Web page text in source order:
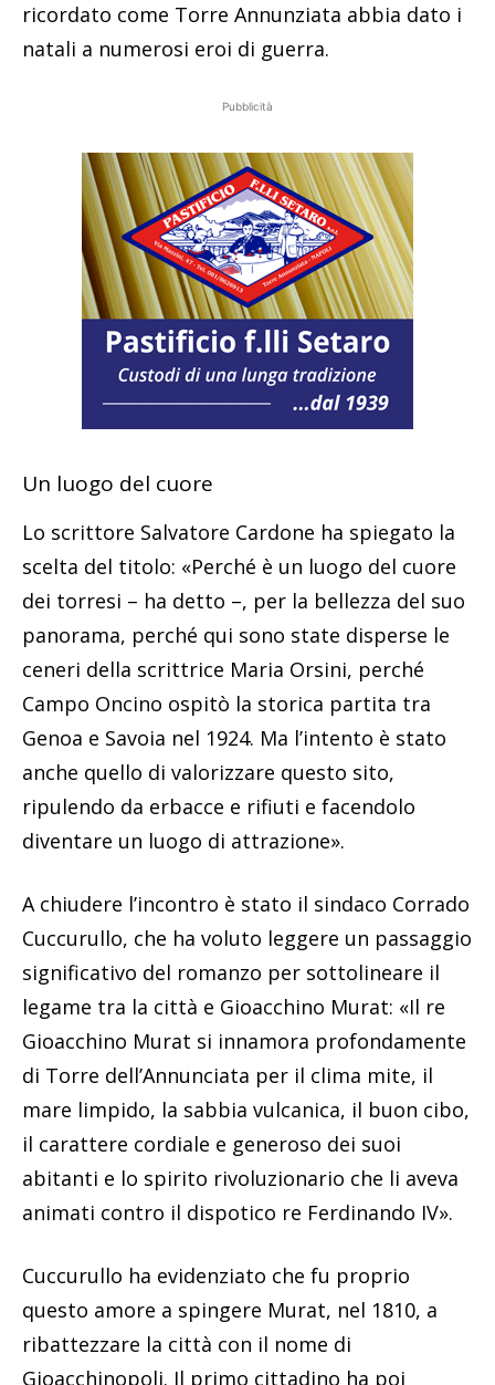
ricordato come Torre Annunziata abbia dato i
natali a numerosi eroi di guerra.
Pubblicità
Un luogo del cuore
Lo scrittore Salvatore Cardone ha spiegato la
scelta del titolo: «Perché è un luogo del cuore
dei torresi – ha detto –, per la bellezza del suo
panorama, perché qui sono state disperse le
ceneri della scrittrice Maria Orsini, perché
Campo Oncino ospitò la storica partita tra
Genoa e Savoia nel 1924. Ma l’intento è stato
anche quello di valorizzare questo sito,
ripulendo da erbacce e rifiuti e facendolo
diventare un luogo di attrazione».
A chiudere l’incontro è stato il sindaco Corrado
Cuccurullo, che ha voluto leggere un passaggio
significativo del romanzo per sottolineare il
legame tra la città e Gioacchino Murat: «Il re
Gioacchino Murat si innamora profondamente
di Torre dell’Annunciata per il clima mite, il
mare limpido, la sabbia vulcanica, il buon cibo,
il carattere cordiale e generoso dei suoi
abitanti e lo spirito rivoluzionario che li aveva
animati contro il dispotico re Ferdinando IV».
Cuccurullo ha evidenziato che fu proprio
questo amore a spingere Murat, nel 1810, a
ribattezzare la città con il nome di
Gioacchinopoli. Il primo cittadino ha poi